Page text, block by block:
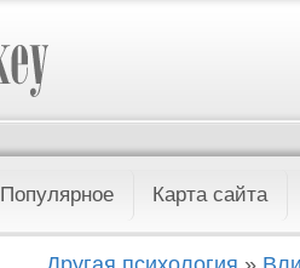
Популярное Карта сайта